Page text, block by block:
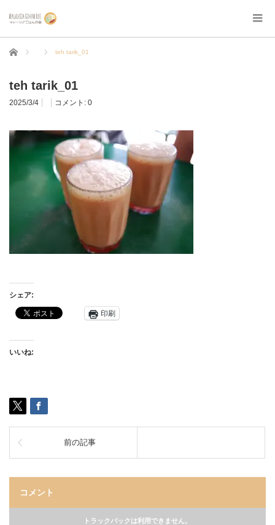
ホーム teh tarik_01
teh tarik_01
2025/3/4 コメント: 0
シェア:
印刷
いいね:
前の記事
コメント
トラックバックは利用できません。